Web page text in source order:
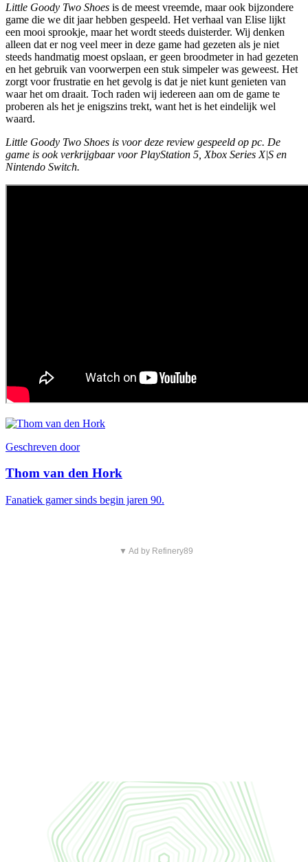
Little Goody Two Shoes is de meest vreemde, maar ook bijzondere
game die we dit jaar hebben gespeeld. Het verhaal van Elise lijkt
een mooi sprookje, maar het wordt steeds duisterder. Wij denken
alleen dat er nog veel meer in deze game had gezeten als je niet
steeds handmatig moest opslaan, er geen broodmeter in had gezeten
en het gebruik van voorwerpen een stuk simpeler was geweest. Het
zorgt voor frustratie en het gevolg is dat je niet kunt genieten van
waar het om draait. Toch raden wij iedereen aan om de game te
proberen als het je enigszins trekt, want het is het eindelijk wel
waard.
Little Goody Two Shoes is voor deze review gespeeld op pc. De
game is ook verkrijgbaar voor PlayStation 5, Xbox Series X|S en
Nintendo Switch.
Geschreven door
Thom van den Hork
Fanatiek gamer sinds begin jaren 90.
▼ Ad by Refinery89